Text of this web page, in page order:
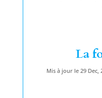
La
Mis à jour le 29 Dec,